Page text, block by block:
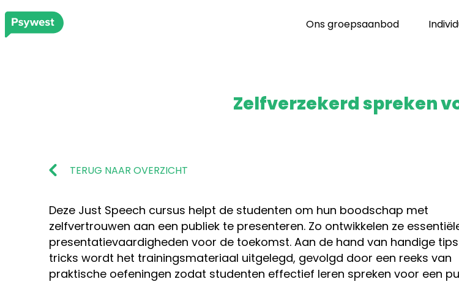
Zelfverzekerd spreken
Ons groepsaanbod
TERUG NAAR OVERZICHT
Deze Just Speech cursus helpt de studenten om hun boodschap met
zelfvertrouwen aan een publiek te presenteren. Zo ontwikkelen ze
presentatievaardigheden voor de toekomst. Aan de hand van handige
tricks wordt het trainingsmateriaal uitgelegd, gevolgd door een reeks van
praktische oefeningen zodat studenten effectief leren spreken voor een